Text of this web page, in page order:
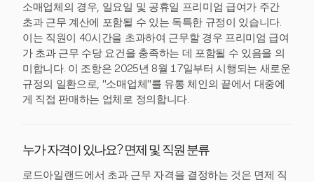
소매업체의 경우, 일요일 및 공휴일 프리미엄 급여가 주간
초과 근무 계산에 포함될 수 있는 독특한 규정이 있습니다.
이는 직원이 40시간을 초과하여 근무할 경우 프리미엄 급여
가 초과 근무 수당 요건을 충족하는 데 포함될 수 있음을 의
미합니다. 이 조항은 2025년 8월 17일부터 시행되는 새로운
규정의 일환으로, "소매업체"를 유통 체인의 끝에서 대중에
게 직접 판매하는 업체로 정의합니다.
누가 자격이 있나요? 면제 및 직원 분류
로드아일랜드에서 초과 근무 자격을 결정하는 것은 면제 직